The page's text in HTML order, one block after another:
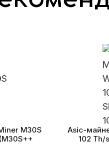
M30S
Asic-
102 Th/